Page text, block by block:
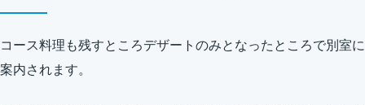
コース料理も残すところデザートのみとなったところで別室に
案内されます。